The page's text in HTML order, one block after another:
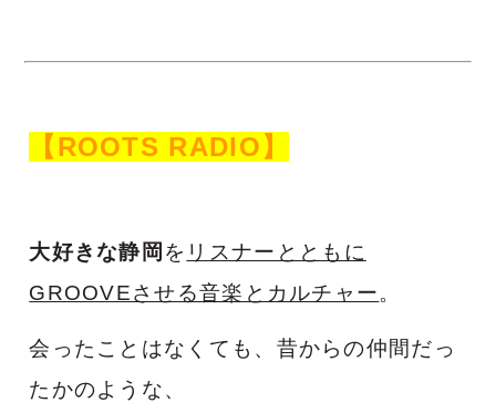
【ROOTS RADIO】
大好きな静岡 を リスナーとともに
GROOVEさせる音楽とカルチャー。
会ったことはなくても、昔からの仲間だっ
たかのような、